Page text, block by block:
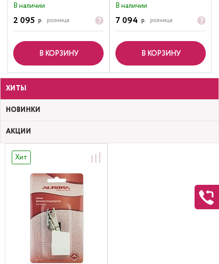
В наличии
2 095 р. розница
В КОРЗИНУ
В наличии
7 094 р. розница
В КОРЗИНУ
ХИТЫ
НОВИНКИ
АКЦИИ
Хит